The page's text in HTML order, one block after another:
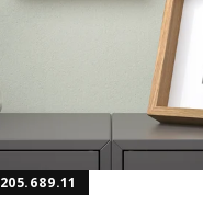
205.689.11